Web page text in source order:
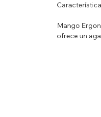
Mango
ofrece un